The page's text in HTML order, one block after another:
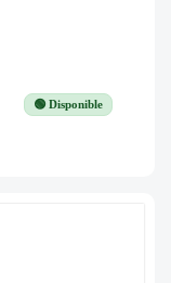
🟢 Disponible